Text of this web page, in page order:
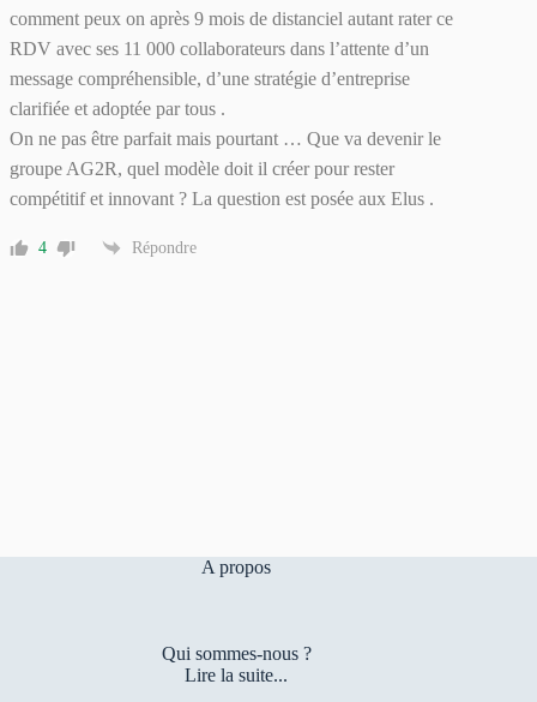
comment peux on après 9 mois de distanciel autant rater ce
RDV avec ses 11 000 collaborateurs dans l’attente d’un
message compréhensible, d’une stratégie d’entreprise
clarifiée et adoptée par tous .
On ne pas être parfait mais pourtant … Que va devenir le
groupe AG2R, quel modèle doit il créer pour rester
compétitif et innovant ? La question est posée aux Elus .
4 Répondre
A propos
Qui sommes-nous ?
Lire la suite...